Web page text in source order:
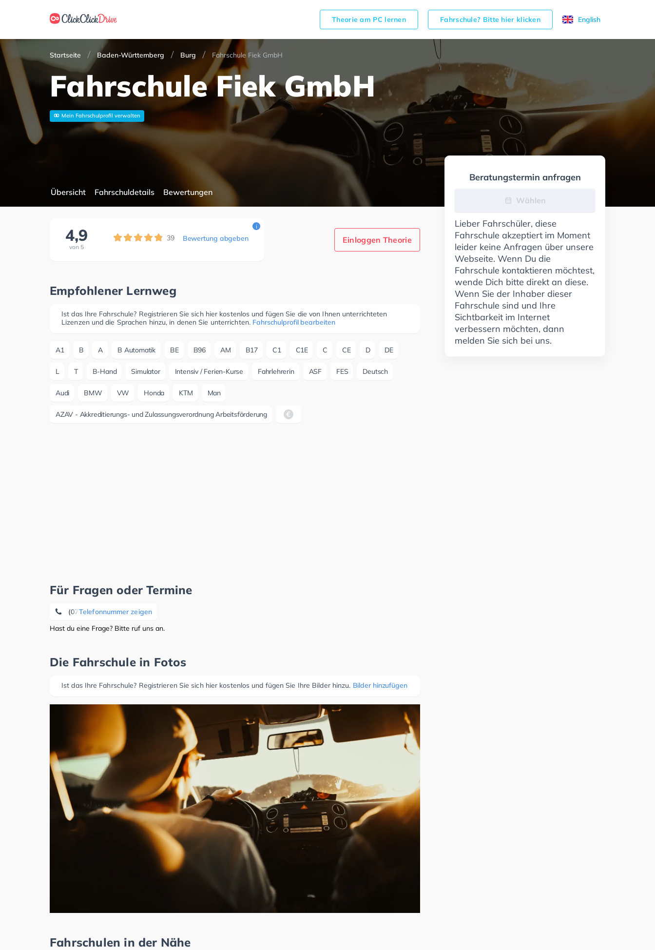
Theorie am PC lernen Fahrschule? Bitte hier klicken English
Startseite Baden-Württemberg Burg Fahrschule Fiek GmbH
Fahrschule Fiek GmbH
Mein Fahrschulprofil verwalten
Übersicht Fahrschuldetails Bewertungen
4,9
von 5
39 Bewertung abgeben
i
Einloggen Theorie
Empfohlener Lernweg
Ist das Ihre Fahrschule? Registrieren Sie sich hier kostenlos und fügen Sie die von Ihnen unterrichteten
Lizenzen und die Sprachen hinzu, in denen Sie unterrichten. Fahrschulprofil bearbeiten
A1 B A B Automatik BE B96 AM B17 C1 C1E C CE D DE
L T B-Hand Simulator Intensiv / Ferien-Kurse Fahrlehrerin ASF FES Deutsch
Audi BMW VW Honda KTM Man
AZAV - Akkreditierungs- und Zulassungsverordnung Arbeitsförderung
Für Fragen oder Termine
Telefonnummer zeigen
(07661) 72 22
Hast du eine Frage? Bitte ruf uns an.
Die Fahrschule in Fotos
Ist das Ihre Fahrschule? Registrieren Sie sich hier kostenlos und fügen Sie Ihre Bilder hinzu. Bilder hinzufügen
Fahrschulen in der Nähe
Beratungstermin anfragen
Wählen
Lieber Fahrschüler, diese
Fahrschule akzeptiert im Moment
leider keine Anfragen über unsere
Webseite. Wenn Du die
Fahrschule kontaktieren möchtest,
wende Dich bitte direkt an diese.
Wenn Sie der Inhaber dieser
Fahrschule sind und Ihre
Sichtbarkeit im Internet
verbessern möchten, dann
melden Sie sich bei uns.